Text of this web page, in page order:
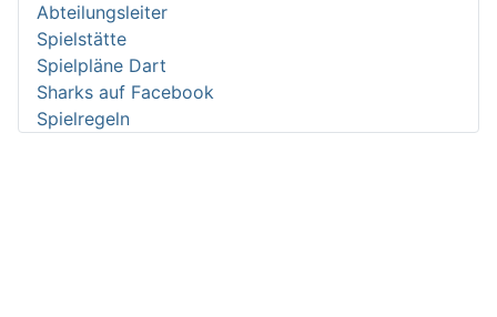
Abteilungsleiter
Spielstätte
Spielpläne Dart
Sharks auf Facebook
Spielregeln